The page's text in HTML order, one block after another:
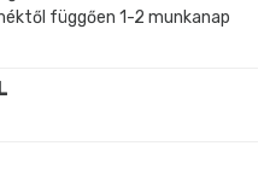
függően 1-2 munkanap